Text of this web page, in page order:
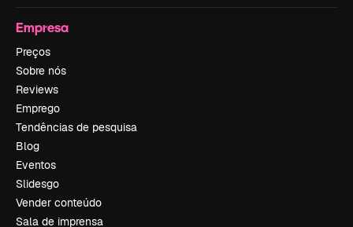
Empresa
Preços
Sobre nós
Reviews
Emprego
Tendências de pesquisa
Blog
Eventos
Slidesgo
Vender conteúdo
Sala de imprensa